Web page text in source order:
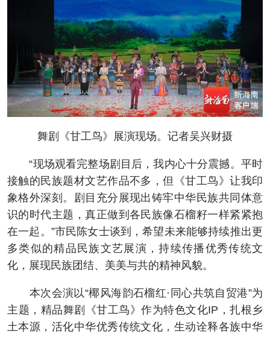
舞剧《甘工鸟》展演现场。记者吴兴财摄
“现场观看完整场剧目后，我内心十分震撼。平时
接触的民族题材文艺作品不多，但《甘工鸟》让我印
象格外深刻。剧目充分展现出铸牢中华民族共同体意
识的时代主题，真正做到各民族像石榴籽一样紧紧抱
在一起。”市民陈女士谈到，希望未来能够持续推出更
多类似的精品民族文艺展演，持续传播优秀传统文
化，展现民族团结、美美与共的精神风貌。
本次会演以“椰风海韵石榴红·同心共筑自贸港”为
主题，精品舞剧《甘工鸟》作为特色文化IP，扎根乡
土本源，活化中华优秀传统文化，生动诠释各族中华